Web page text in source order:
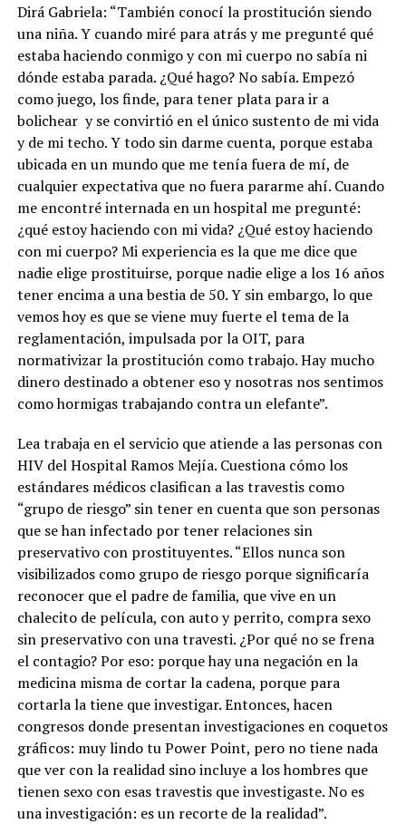
Dirá Gabriela: “También conocí la prostitución siendo
una niña. Y cuando miré para atrás y me pregunté qué
estaba haciendo conmigo y con mi cuerpo no sabía ni
dónde estaba parada. ¿Qué hago? No sabía. Empezó
como juego, los finde, para tener plata para ir a
bolichear y se convirtió en el único sustento de mi vida
y de mi techo. Y todo sin darme cuenta, porque estaba
ubicada en un mundo que me tenía fuera de mí, de
cualquier expectativa que no fuera pararme ahí. Cuando
me encontré internada en un hospital me pregunté:
¿qué estoy haciendo con mi vida? ¿Qué estoy haciendo
con mi cuerpo?Mi experiencia es la que me dice que
nadie elige prostituirse, porque nadie elige a los 16 años
tener encima a una bestia de 50.Y sin embargo, lo que
vemos hoy es que se viene muy fuerte el tema de la
reglamentación, impulsada por la OIT, para
normativizar la prostitución como trabajo. Hay mucho
dinero destinado a obtener eso y nosotras nos sentimos
como hormigas trabajando contra un elefante”.
Lea trabaja en el servicio que atiende a las personas con
HIV del Hospital Ramos Mejía. Cuestiona cómo los
estándares médicos clasifican a las travestis como
“grupo de riesgo” sin tener en cuenta que son personas
que se han infectado por tener relaciones sin
preservativo con prostituyentes. “Ellos nunca son
visibilizados como grupo de riesgo porque significaría
reconocer que el padre de familia, que vive en un
chalecito de película, con auto y perrito, compra sexo
sin preservativo con una travesti. ¿Por qué no se frena
el contagio? Por eso: porque hay una negación en la
medicina misma de cortar la cadena, porque para
cortarla la tiene que investigar. Entonces, hacen
congresos donde presentan investigaciones en coquetos
gráficos: muy lindo tu Power Point, pero no tiene nada
que ver con la realidad sino incluye a los hombres que
tienen sexo con esas travestis que investigaste. No es
una investigación: es un recorte de la realidad”.